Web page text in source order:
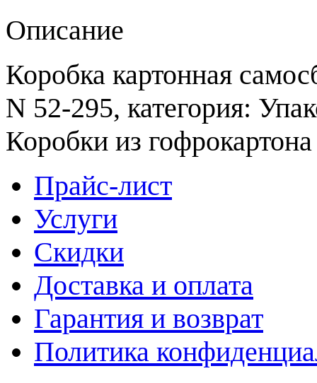
Описание
Коробка картонная
N 52-295, категория:
Коробки из гофрокартона
Прайс-лист
Услуги
Скидки
Доставка и оплата
Гарантия и возврат
Политика